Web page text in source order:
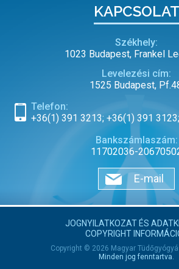
KAPCSOLAT
Székhely:
1023 Budapest, Frankel
Levelezési cím:
1525 Budapest,
Telefon:
+36(1) 391 3213; +36(1) 391
Bankszámlaszám:
11702036-
E-mail
JOGNYILATKOZAT ÉS
COPYRIGHT
Copyright © 2026 Magyar
Minden jog fenntartva.